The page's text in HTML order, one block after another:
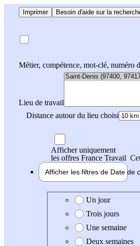
Imprimer Besoin d'aide sur la
Métier, compétence, mot-clé, numéro
Lieu de travail
Distance autour du lieu choisi
Afficher uniquement
les offres France Travail
Afficher les filtres de Date de
Date de création de l'offre
Un jour
Trois jours
Une semaine
Deux semaines